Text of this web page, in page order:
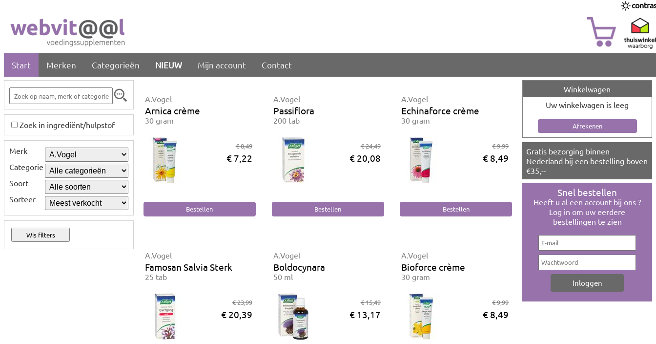
Start Merken Categorieën NIEUW Mijn account Contact
Zoek in ingrediënt/hulpstof
Merk
Categorie
Soort
Sorteer
A.Vogel
Arnica crème
30 gram
€ 8,49
€ 7,22
A.Vogel
Passiflora
200 tab
€ 24,49
€ 20,08
A.Vogel
Echinaforce crème
30 gram
€ 9,99
€ 8,49
A.Vogel
Famosan Salvia Sterk
25 tab
€ 23,99
€ 20,39
A.Vogel
Boldocynara
50 ml
€ 15,49
€ 13,17
A.Vogel
Bioforce crème
30 gram
€ 9,99
€ 8,49
Winkelwagen
Uw winkelwagen is leeg
Gratis bezorging binnen
Nederland bij een bestelling boven
€35,--
Snel bestellen
Heeft u al een account bij ons ?
Log in om uw eerdere
bestellingen te zien